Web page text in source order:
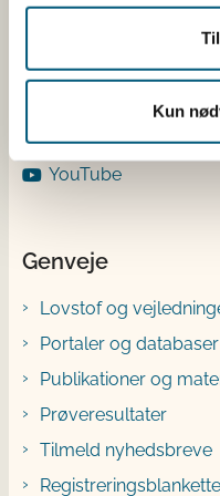
Kun
Instagram
Bluesky
YouTube
Genveje
Lovstof og
Portaler og databaser
Publikationer og
Prøveresultater
Tilmeld nyhedsbreve